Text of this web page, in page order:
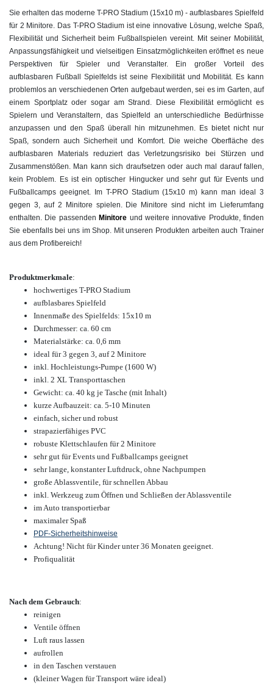
Sie erhalten das moderne T-PRO Stadium (15x10 m) - aufblasbares Spielfeld
für 2 Minitore. Das T-PRO Stadium ist eine innovative Lösung, welche Spaß,
Flexibilität und Sicherheit beim Fußballspielen vereint. Mit seiner Mobilität,
Anpassungsfähigkeit und vielseitigen Einsatzmöglichkeiten eröffnet es neue
Perspektiven für Spieler und Veranstalter. Ein großer Vorteil des
aufblasbaren Fußball Spielfelds ist seine Flexibilität und Mobilität. Es kann
problemlos an verschiedenen Orten aufgebaut werden, sei es im Garten, auf
einem Sportplatz oder sogar am Strand. Diese Flexibilität ermöglicht es
Spielern und Veranstaltern, das Spielfeld an unterschiedliche Bedürfnisse
anzupassen und den Spaß überall hin mitzunehmen. Es bietet nicht nur
Spaß, sondern auch Sicherheit und Komfort. Die weiche Oberfläche des
aufblasbaren Materials reduziert das Verletzungsrisiko bei Stürzen und
Zusammenstößen. Man kann sich draufsetzen oder auch mal darauf fallen,
kein Problem. Es ist ein optischer Hingucker und sehr gut für Events und
Fußballcamps geeignet. Im T-PRO Stadium (15x10 m) kann man ideal 3
gegen 3, auf 2 Minitore spielen. Die Minitore sind nicht im Lieferumfang
enthalten. Die passendenMinitore und weitere innovative Produkte, finden
Sie ebenfalls bei uns im Shop. Mit unseren Produkten arbeiten auch Trainer
aus dem Profibereich!
Produktmerkmale:
hochwertiges T-PRO Stadium
aufblasbares Spielfeld
Innenmaße des Spielfelds: 15x10 m
Durchmesser: ca. 60 cm
Materialstärke: ca. 0,6 mm
ideal für 3 gegen 3, auf 2 Minitore
inkl. Hochleistungs-Pumpe (1600 W)
inkl. 2 XL Transporttaschen
Gewicht: ca. 40 kg je Tasche (mit Inhalt)
kurze Aufbauzeit: ca. 5-10 Minuten
einfach, sicher und robust
strapazierfähiges PVC
robuste Klettschlaufen für 2 Minitore
sehr gut für Events und Fußballcamps geeignet
sehr lange, konstanter Luftdruck, ohne Nachpumpen
große Ablassventile, für schnellen Abbau
inkl. Werkzeug zum Öffnen und Schließen der Ablassventile
im Auto transportierbar
maximaler Spaß
PDF-Sicherheitshinweise
Achtung! Nicht für Kinder unter 36 Monaten geeignet.
Profiqualität
Nach dem Gebrauch:
reinigen
Ventile öffnen
Luft raus lassen
aufrollen
in den Taschen verstauen
(kleiner Wagen für Transport wäre ideal)